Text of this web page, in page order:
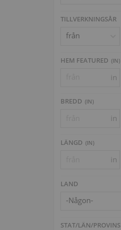
TILLVERKNINGSÅR
HEM FEATURED (IN)
in
BREDD (IN)
in
LÄNGD (IN)
in
LAND
-Någon-
STAT/LÄN/PROVINS